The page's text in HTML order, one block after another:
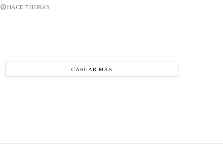
HACE 7 HORAS
CARGAR MÁS